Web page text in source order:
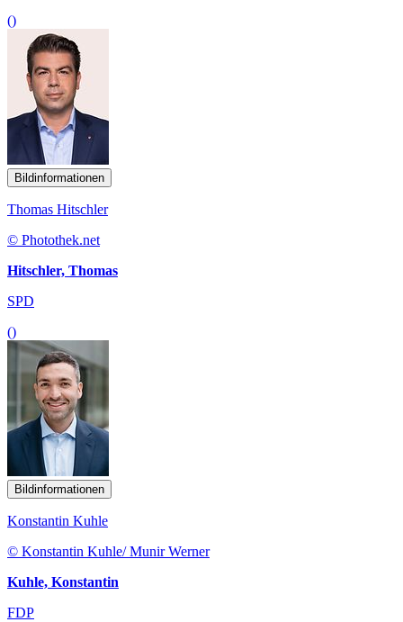
()
Bildinformationen
Thomas Hitschler
© Photothek.net
Hitschler, Thomas
SPD
()
Bildinformationen
Konstantin Kuhle
© Konstantin Kuhle/ Munir Werner
Kuhle, Konstantin
FDP